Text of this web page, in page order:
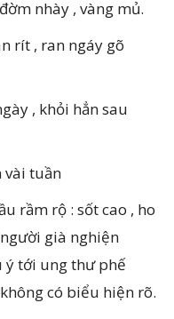
nhày , vàng mủ.
rít , ran ngáy gõ
, khỏi hẳn sau
vài tuần
rầm rộ : sốt cao , ho
già nghiện
ý tới ung thư phế
có biểu hiện rõ.